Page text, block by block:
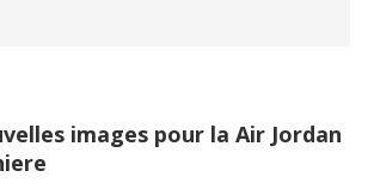
images pour la Air Jordan